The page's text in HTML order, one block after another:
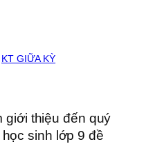
KT GIỮA KỲ
giới thiệu đến quý
sinh lớp 9 đề